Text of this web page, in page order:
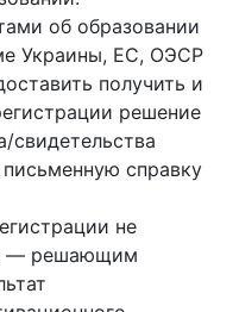
об образовании
Украины, ЕС, ОЭСР
получить и
решение
свидетельства
справку
не
— решающим